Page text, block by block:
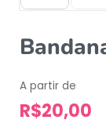
A partir de
R$20,00